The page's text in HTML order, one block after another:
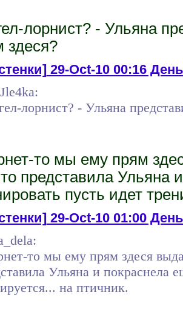
лорнист? - Ульяна
здеся?
29-Oct-10 00:16
лорнист? - Ульяна
то мы ему прям
представила Ульяна
пусть идет
29-Oct-10 01:00
то мы ему прям здеся
Ульяна и покраснела
на птичник.